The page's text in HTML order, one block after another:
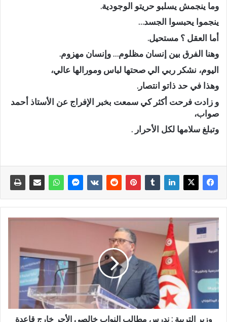
وما ينجمش يسلبو حريتو الوجودية.
ينجموا يحبسوا الجسد…
أما العقل ؟ مستحيل.
وهنا الفرق بين إنسان مظلوم… وإنسان مهزوم.
اليوم، نشكر ربي الي صحتها لباس ومورالها عالي،
وهذا في حد ذاتو انتصار.
و زادت فرحت أكثر كي سمعت بخبر الإفراج عن الأستاذ أحمد
صواب،
وتبلغ سلامها لكل الأحرار .
وزير التربية : ندرس مطالب النواب خالصي الأجر خارج قاعدة